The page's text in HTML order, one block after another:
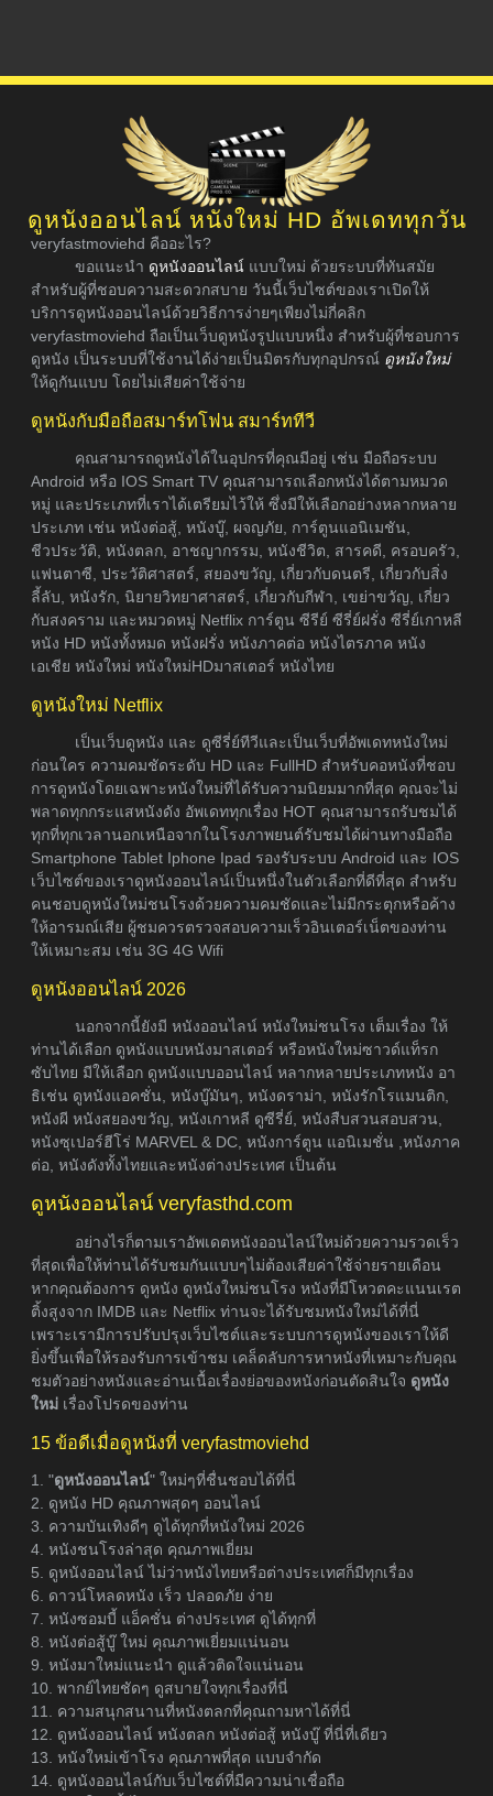
ดูหนังออนไลน์ หนังใหม่ HD อัพเดททุกวัน
veryfastmoviehd คืออะไร?
ขอแนะนำ ดูหนังออนไลน์ แบบใหม่ ด้วยระบบที่ทันสมัย
สำหรับผู้ที่ชอบความสะดวกสบาย วันนี้เว็บไซต์ของเราเปิดให้
บริการดูหนังออนไลน์ด้วยวิธีการง่ายๆเพียงไม่กี่คลิก
veryfastmoviehd ถือเป็นเว็บดูหนังรูปแบบหนึ่ง สำหรับผู้ที่ชอบการ
ดูหนัง เป็นระบบที่ใช้งานได้ง่ายเป็นมิตรกับทุกอุปกรณ์ ดูหนังใหม่
ให้ดูกันแบบ โดยไม่เสียค่าใช้จ่าย
ดูหนังกับมือถือสมาร์ทโฟน สมาร์ททีวี
คุณสามารถดูหนังได้ในอุปกรที่คุณมีอยู่ เช่น มือถือระบบ
Android หรือ IOS Smart TV คุณสามารถเลือกหนังได้ตามหมวด
หมู่ และประเภทที่เราได้เตรียมไว้ให้ ซึ่งมีให้เลือกอย่างหลากหลาย
ประเภท เช่น หนังต่อสู้, หนังบู๊, ผจญภัย, การ์ตูนแอนิเมชัน,
ชีวประวัติ, หนังตลก, อาชญากรรม, หนังชีวิต, สารคดี, ครอบครัว,
แฟนตาซี, ประวัติศาสตร์, สยองขวัญ, เกี่ยวกับดนตรี, เกี่ยวกับสิ่ง
ลี้ลับ, หนังรัก, นิยายวิทยาศาสตร์, เกี่ยวกับกีฬา, เขย่าขวัญ, เกี่ยว
กับสงคราม และหมวดหมู่ Netflix การ์ตูน ซีรีย์ ซีรี่ย์ฝรั่ง ซีรี่ย์เกาหลี
หนัง HD หนังทั้งหมด หนังฝรั่ง หนังภาคต่อ หนังไตรภาค หนัง
เอเชีย หนังใหม่ หนังใหม่HDมาสเตอร์ หนังไทย
ดูหนังใหม่ Netflix
เป็นเว็บดูหนัง และ ดูซีรี่ย์ทีวีและเป็นเว็บที่อัพเดทหนังใหม่
ก่อนใคร ความคมชัดระดับ HD และ FullHD สำหรับคอหนังที่ชอบ
การดูหนังโดยเฉพาะหนังใหม่ที่ได้รับความนิยมมากที่สุด คุณจะไม่
พลาดทุกกระแสหนังดัง อัพเดททุกเรื่อง HOT คุณสามารถรับชมได้
ทุกที่ทุกเวลานอกเหนือจากในโรงภาพยนต์รับชมได้ผ่านทางมือถือ
Smartphone Tablet Iphone Ipad รองรับระบบ Android และ IOS
เว็บไซต์ของเราดูหนังออนไลน์เป็นหนึ่งในตัวเลือกที่ดีที่สุด สำหรับ
คนชอบดูหนังใหม่ชนโรงด้วยความคมชัดและไม่มีกระตุกหรือค้าง
ให้อารมณ์เสีย ผู้ชมควรตรวจสอบความเร็วอินเตอร์เน็ตของท่าน
ให้เหมาะสม เช่น 3G 4G Wifi
ดูหนังออนไลน์ 2026
นอกจากนี้ยังมี หนังออนไลน์ หนังใหม่ชนโรง เต็มเรื่อง ให้
ท่านได้เลือก ดูหนังแบบหนังมาสเตอร์ หรือหนังใหม่ซาวด์แท็รก
ซับไทย มีให้เลือก ดูหนังแบบออนไลน์ หลากหลายประเภทหนัง อา
ธิเช่น ดูหนังแอคชั่น, หนังบู๊มันๆ, หนังดราม่า, หนังรักโรแมนติก,
หนังผี หนังสยองขวัญ, หนังเกาหลี ดูซีรี่ย์, หนังสืบสวนสอบสวน,
หนังซุเปอร์ฮีโร่ MARVEL & DC, หนังการ์ตูน แอนิเมชั่น ,หนังภาค
ต่อ, หนังดังทั้งไทยและหนังต่างประเทศ เป็นต้น
ดูหนังออนไลน์ veryfasthd.com
อย่างไรก็ตามเราอัพเดตหนังออนไลน์ใหม่ด้วยความรวดเร็ว
ที่สุดเพื่อให้ท่านได้รับชมกันแบบๆไม่ต้องเสียค่าใช้จ่ายรายเดือน
หากคุณต้องการ ดูหนัง ดูหนังใหม่ชนโรง หนังที่มีโหวตคะแนนเรต
ติ้งสูงจาก IMDB และ Netflix ท่านจะได้รับชมหนังใหม่ได้ที่นี่
เพราะเรามีการปรับปรุงเว็บไซต์และระบบการดูหนังของเราให้ดี
ยิ่งขึ้นเพื่อให้รองรับการเข้าชม เคล็ดลับการหาหนังที่เหมาะกับคุณ
ชมตัวอย่างหนังและอ่านเนื้อเรื่องย่อของหนังก่อนตัดสินใจ ดูหนัง
ใหม่ เรื่องโปรดของท่าน
15 ข้อดีเมื่อดูหนังที่ veryfastmoviehd
1. "ดูหนังออนไลน์" ใหม่ๆที่ชื่นชอบได้ที่นี่
2. ดูหนัง HD คุณภาพสุดๆ ออนไลน์
3. ความบันเทิงดีๆ ดูได้ทุกที่หนังใหม่ 2026
4. หนังชนโรงล่าสุด คุณภาพเยี่ยม
5. ดูหนังออนไลน์ ไม่ว่าหนังไทยหรือต่างประเทศก็มีทุกเรื่อง
6. ดาวน์โหลดหนัง เร็ว ปลอดภัย ง่าย
7. หนังซอมบี้ แอ็คชั่น ต่างประเทศ ดูได้ทุกที่
8. หนังต่อสู้บู๊ ใหม่ คุณภาพเยี่ยมแน่นอน
9. หนังมาใหม่แนะนำ ดูแล้วติดใจแน่นอน
10. พากย์ไทยชัดๆ ดูสบายใจทุกเรื่องที่นี่
11. ความสนุกสนานที่หนังตลกที่คุณถามหาได้ที่นี่
12. ดูหนังออนไลน์ หนังตลก หนังต่อสู้ หนังบู๊ ที่นี่ที่เดียว
13. หนังใหม่เข้าโรง คุณภาพที่สุด แบบจำกัด
14. ดูหนังออนไลน์กับเว็บไซต์ที่มีความน่าเชื่อถือ